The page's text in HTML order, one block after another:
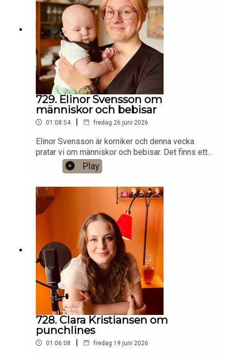
Stockholm. Min film Serietecknaren finns nu på
VHS SF
Anytime!https://www.gardenfors.comSwish:
0760724728X: @gardenforsInstagram:
@gardenfors
729. Elinor Svensson om
människor och bebisar
01:08:54 | fredag 26 juni 2026
Elinor Svensson är komiker och denna vecka
pratar vi om människor och bebisar. Det finns ett
bonusavsnitt på 34 minuter för dig som donerar
valfri summa till den här podden på Patreon:
https://www.patreon.com/arkivsamtalFestar! Ny
turné med Simon Gärdenfors och Anton
Magnusson 2026.Jag har andra standupgig i bl.a.
Stockholm. Min film Serietecknaren finns nu på
Anytime!https://www.gardenfors.comSwish:
0760724728X: @gardenforsInstagram:
@gardenfors
Play
728. Clara Kristiansen om
punchlines
01:06:08 | fredag 19 juni 2026